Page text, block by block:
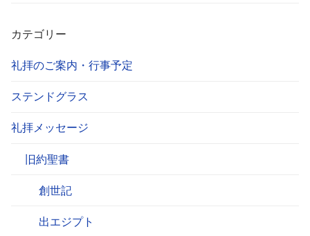
カテゴリー
礼拝のご案内・行事予定
ステンドグラス
礼拝メッセージ
旧約聖書
創世記
出エジプト